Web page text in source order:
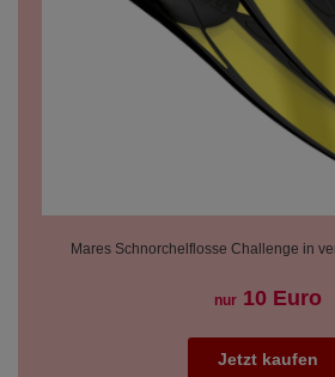
Mares Schnorchelflosse Challenge in
nur 10 Euro
Jetzt kaufen